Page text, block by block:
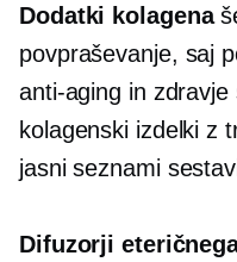
Dodatki kolagena
povpraševanje, saj
anti-aging in zdravje
kolagenski izdelki z
jasni seznami
Difuzorji